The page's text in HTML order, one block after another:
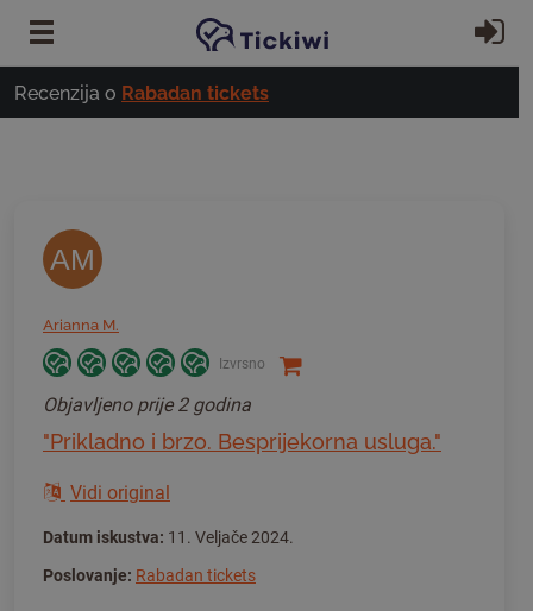
Preskoči na glavni sadržaj
Recenzija o Rabadan tickets
AM
Arianna M.
Izvrsno
Objavljeno prije 2 godina
"Prikladno i brzo. Besprijekorna usluga."
Vidi original
Datum iskustva: 11. Veljače 2024.
Poslovanje: Rabadan tickets